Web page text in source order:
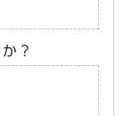
？